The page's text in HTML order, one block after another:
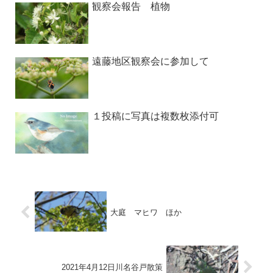
観察会報告 植物
遠藤地区観察会に参加して
１投稿に写真は複数枚添付可
大庭 マヒワ ほか
2021年4月12日川名谷戸散策